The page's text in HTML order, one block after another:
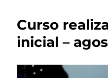
Curso
inicial –